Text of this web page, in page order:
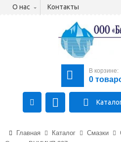
О нас Контакты
В корзине:
0
+375 (29) 710-23-43
Главная Каталог Смазки